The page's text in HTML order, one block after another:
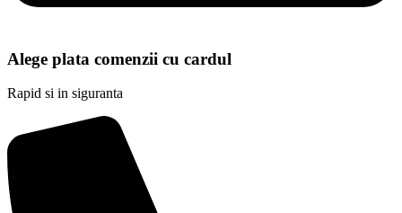
Alege plata comenzii cu cardul
Rapid si in siguranta